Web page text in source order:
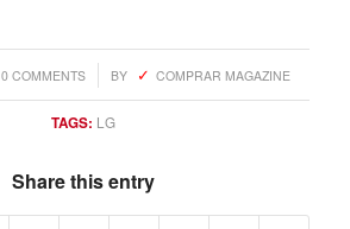
0 COMMENTS
/ BY COMPRAR MAGAZINE
TAGS: LG
Share this entry